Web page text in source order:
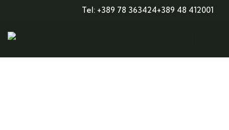
Tel: +389 78 363424+389 48 412001